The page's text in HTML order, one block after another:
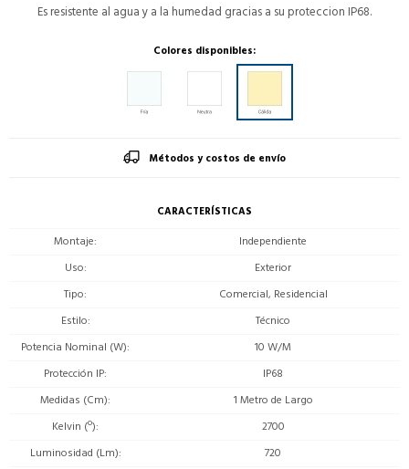
Es resistente al agua y a la humedad gracias a su proteccion IP68.
Colores disponibles:
Métodos y costos de envío
CARACTERÍSTICAS
Montaje
Independiente
Uso
Exterior
Tipo
Comercial, Residencial
Estilo
Técnico
Potencia Nominal (W)
10 W/M
Protección IP
IP68
Medidas (Cm)
1 Metro de Largo
Kelvin (º)
2700
Luminosidad (Lm)
720